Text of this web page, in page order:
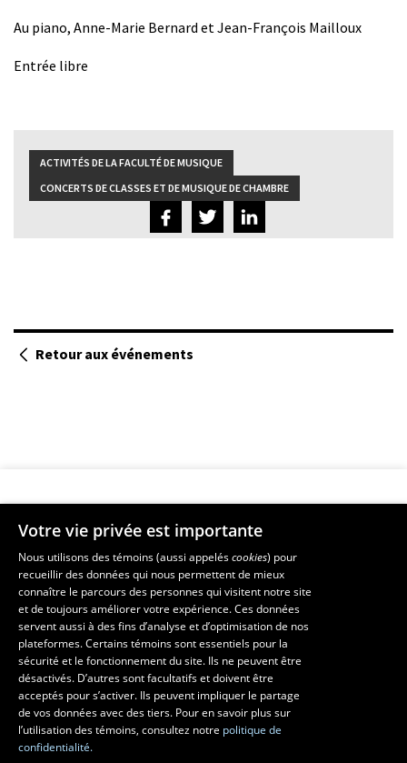
Au piano, Anne-Marie Bernard et Jean-François Mailloux
Entrée libre
ACTIVITÉS DE LA FACULTÉ DE MUSIQUE
CONCERTS DE CLASSES ET DE MUSIQUE DE CHAMBRE
Retour aux événements
Faculté de musique
Pavillon Louis-Jacques-Casault
1055, avenue du Séminaire, Québec (Québec)  G1V 0A6
Téléphone: 418 656-7061
Suivez-nous sur Facebook
Suivez-nous sur YouTube
Votre vie privée est importante
Nous utilisons des témoins (aussi appeléscookies) pour
recueillir des données qui nous permettent de mieux
connaître le parcours des personnes qui visitent notre site
et de toujours améliorer votre expérience. Ces données
servent aussi à des fins d’analyse et d’optimisation de nos
plateformes. Certains témoins sont essentiels pour la
sécurité et le fonctionnement du site. Ils ne peuvent être
désactivés. D’autres sont facultatifs et doivent être
acceptés pour s’activer. Ils peuvent impliquer le partage
de vos données avec des tiers. Pour en savoir plus sur
l’utilisation des témoins, consultez notre politique de
confidentialité.